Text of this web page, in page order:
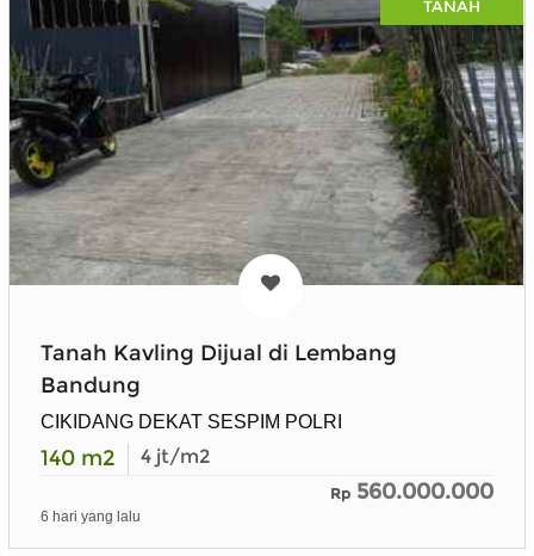
TANAH
Tanah Kavling Dijual di Lembang
Bandung
CIKIDANG DEKAT SESPIM POLRI
140 m2 4 jt/m2
Rp 560.000.000
6 hari yang lalu